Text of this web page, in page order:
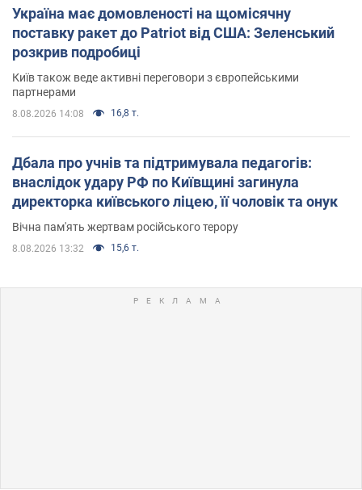
Україна має домовленості на щомісячну
поставку ракет до Patriot від США: Зеленський
розкрив подробиці
Київ також веде активні переговори з європейськими
партнерами
8.08.2026 14:08 16,8 т.
Дбала про учнів та підтримувала педагогів:
внаслідок удару РФ по Київщині загинула
директорка київського ліцею, її чоловік та онук
Вічна пам'ять жертвам російського терору
8.08.2026 13:32 15,6 т.